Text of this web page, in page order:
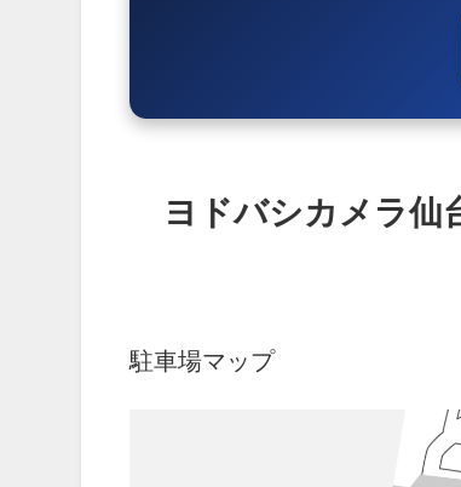
ヨドバシカメラ仙
駐車場マップ